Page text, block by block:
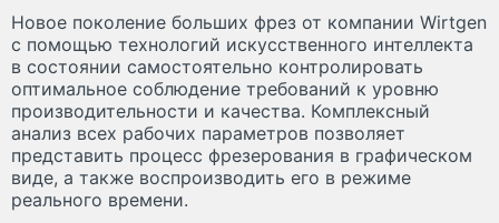
Новое поколение больших фрез от компании Wirtgen
с помощью технологий искусственного интеллекта
в состоянии самостоятельно контролировать
оптимальное соблюдение требований к уровню
производительности и качества. Комплексный
анализ всех рабочих параметров позволяет
представить процесс фрезерования в графическом
виде, а также воспроизводить его в режиме
реального времени.